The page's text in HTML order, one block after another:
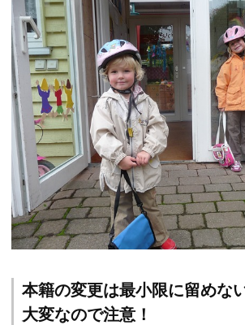
本籍の変更は最小限に留めな
大変なので注意！